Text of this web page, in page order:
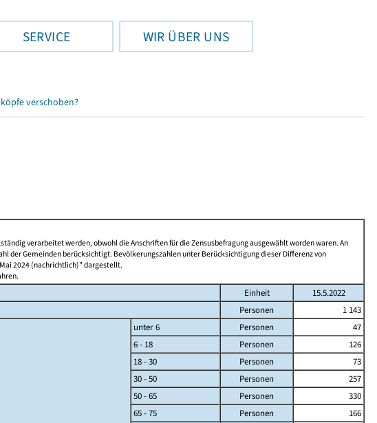
SERVICE WIR ÜBER UNS
verschoben?
verarbeitet werden, obwohl die Anschriften für die Zensusbefragung ausgewählt worden waren. An
der Gemeinden berücksichtigt. Bevölkerungszahlen unter Berücksichtigung dieser Differenz von
2024 (nachrichtlich)" dargestellt.
Einheit
15.5.2022
Personen
1 143
unter 6 Personen
47
6 - 18
Personen
126
18 - 30
Personen
73
30 - 50
Personen
257
50 - 65
Personen
330
65 - 75
Personen
166